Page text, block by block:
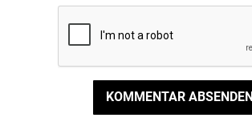
KOMMENTAR ABSENDEN